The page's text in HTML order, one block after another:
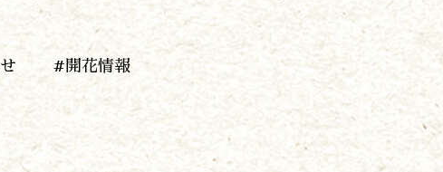
#開花情報